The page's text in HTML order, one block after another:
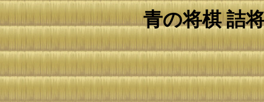
青の将棋 詰